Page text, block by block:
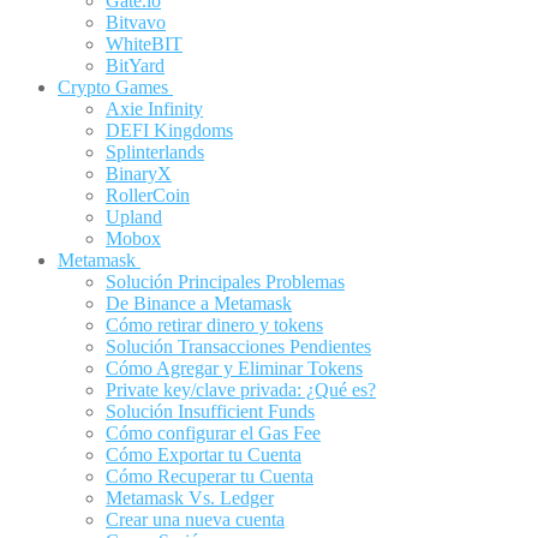
Bitvavo
WhiteBIT
BitYard
Crypto Games
Axie Infinity
DEFI Kingdoms
Splinterlands
BinaryX
RollerCoin
Upland
Mobox
Metamask
Solución Principales Problemas
De Binance a Metamask
Cómo retirar dinero y tokens
Solución Transacciones Pendientes
Cómo Agregar y Eliminar Tokens
Private key/clave privada: ¿Qué es?
Solución Insufficient Funds
Cómo configurar el Gas Fee
Cómo Exportar tu Cuenta
Cómo Recuperar tu Cuenta
Metamask Vs. Ledger
Crear una nueva cuenta